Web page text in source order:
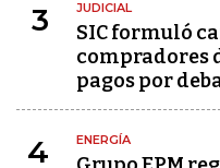
3 JUDICIAL
SIC formuló
compradores
pagos por
4 ENERGÍA